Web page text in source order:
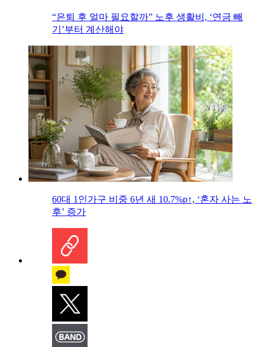
“은퇴 후 얼마 필요할까” 노후 생활비, ‘연금 빼
기’부터 계산해야
60대 1인가구 비중 6년 새 10.7%p↑, ‘혼자 사는 노
후’ 증가